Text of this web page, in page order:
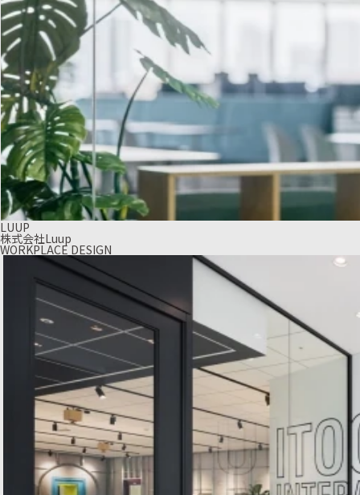
LUUP
株式会社Luup
WORKPLACE DESIGN